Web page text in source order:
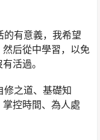
有意義，我希望
后從中學習，以免
活過。
之道、基礎知
控時間、為人處